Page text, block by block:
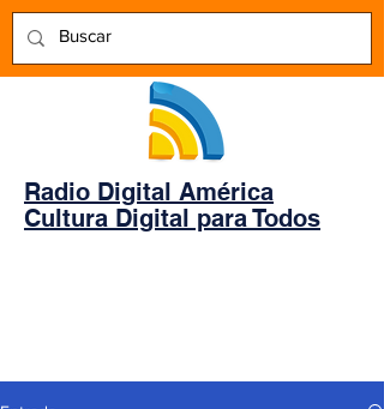
Radio Digital América
Cultura Digital para Todos